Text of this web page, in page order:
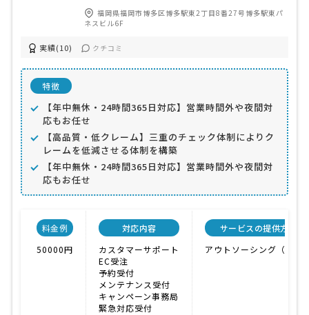
福岡県福岡市博多区博多駅東2丁目8番27号博多駅東パ
ネスビル6F
実績(10) クチコミ
特徴
【年中無休・24時間365日対応】営業時間外や夜間対
応もお任せ
【高品質・低クレーム】三重のチェック体制によりク
レームを低減させる体制を構築
【年中無休・24時間365日対応】営業時間外や夜間対
応もお任せ
料金例
50000円
対応内容
カスタマーサポート
EC受注
予約受付
メンテナンス受付
キャンペーン事務局
緊急対応受付
サービスの提供方法
アウトソーシング（外注